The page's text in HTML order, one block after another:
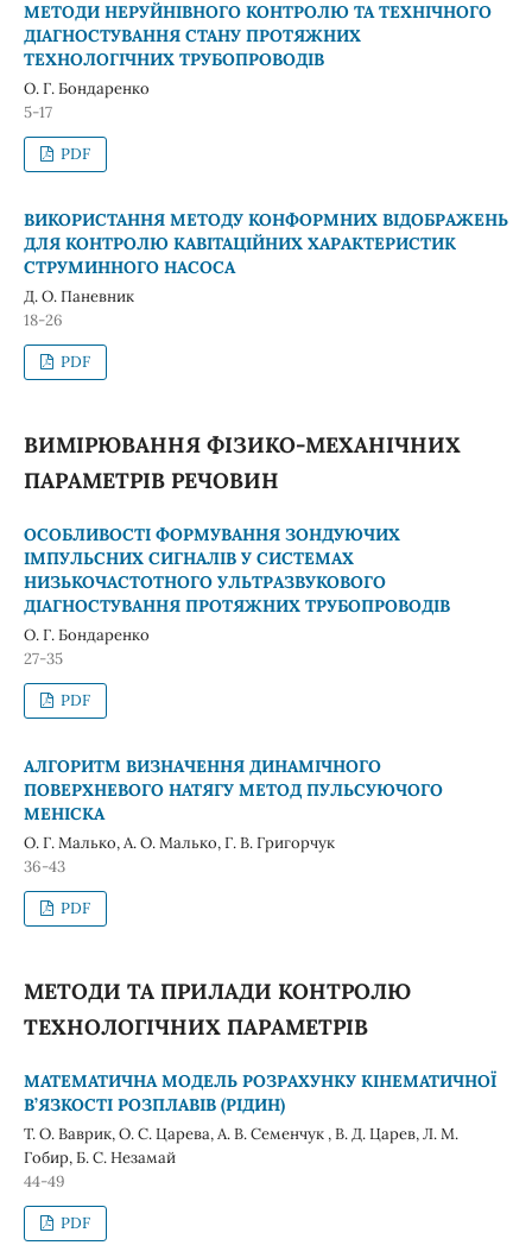
МЕТОДИ НЕРУЙНІВНОГО КОНТРОЛЮ ТА ТЕХНІЧНОГО
ДІАГНОСТУВАННЯ СТАНУ ПРОТЯЖНИХ
ТЕХНОЛОГІЧНИХ ТРУБОПРОВОДІВ
О. Г. Бондаренко
5-17
PDF
ВИКОРИСТАННЯ МЕТОДУ КОНФОРМНИХ ВІДОБРАЖЕНЬ
ДЛЯ КОНТРОЛЮ КАВІТАЦІЙНИХ ХАРАКТЕРИСТИК
СТРУМИННОГО НАСОСА
Д. О. Паневник
18-26
PDF
ВИМІРЮВАННЯ ФІЗИКО-МЕХАНІЧНИХ
ПАРАМЕТРІВ РЕЧОВИН
ОСОБЛИВОСТІ ФОРМУВАННЯ ЗОНДУЮЧИХ
ІМПУЛЬСНИХ СИГНАЛІВ У СИСТЕМАХ
НИЗЬКОЧАСТОТНОГО УЛЬТРАЗВУКОВОГО
ДІАГНОСТУВАННЯ ПРОТЯЖНИХ ТРУБОПРОВОДІВ
О. Г. Бондаренко
27-35
PDF
АЛГОРИТМ ВИЗНАЧЕННЯ ДИНАМІЧНОГО
ПОВЕРХНЕВОГО НАТЯГУ МЕТОД ПУЛЬСУЮЧОГО
МЕНІСКА
О. Г. Малько, А. О. Малько, Г. В. Григорчук
36-43
PDF
МЕТОДИ ТА ПРИЛАДИ КОНТРОЛЮ
ТЕХНОЛОГІЧНИХ ПАРАМЕТРІВ
МАТЕМАТИЧНА МОДЕЛЬ РОЗРАХУНКУ КІНЕМАТИЧНОЇ
В’ЯЗКОСТІ РОЗПЛАВІВ (РІДИН)
Т. О. Ваврик, О. С. Царева, А. В. Cеменчук , В. Д. Царев, Л. М.
Гобир, Б. С. Незамай
44-49
PDF